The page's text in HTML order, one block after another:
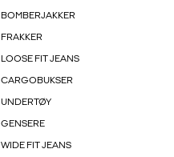
BOMBERJAKKER
FRAKKER
LOOSE FIT JEANS
CARGOBUKSER
UNDERTØY
GENSERE
WIDE FIT JEANS